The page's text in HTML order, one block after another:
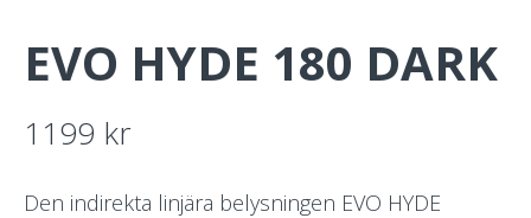
EVO HYDE 180 DARK
1199 kr
Den indirekta linjära belysningen EVO HYDE